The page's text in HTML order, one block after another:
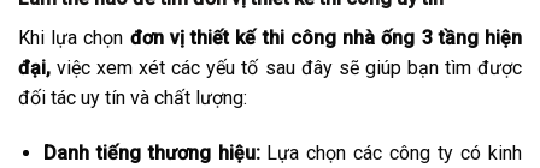
Khi lựa chọn đơn vị thiết kế thi công nhà ống 3 tầng hiện
đại, việc xem xét các yếu tố sau đây sẽ giúp bạn tìm được
đối tác uy tín và chất lượng:
Danh tiếng thương hiệu:Lựa chọn các công ty có kinh